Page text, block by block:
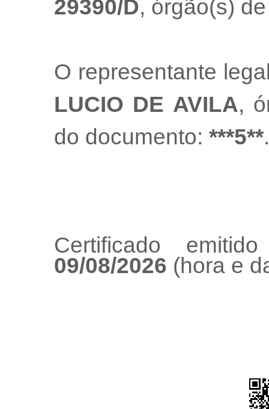
29390/D, órgão(s)
O representante
LUCIO DE AVILA,
do documento: ***5**.
Certificado
09/08/2026 (hora e